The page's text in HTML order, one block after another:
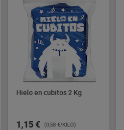
Hielo en cubitos 2 Kg
1,15 € (0,58 €/KILO)